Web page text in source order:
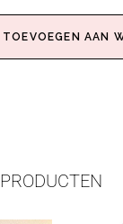
TOEVOEGEN AAN